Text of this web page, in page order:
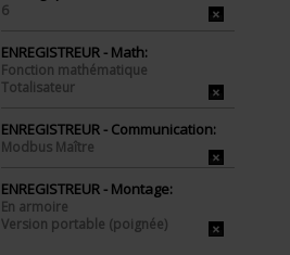
6
ENREGISTREUR - Math:
Fonction mathématique
Totalisateur
ENREGISTREUR - Communication:
Modbus Maître
ENREGISTREUR - Montage:
En armoire
Version portable (poignée)